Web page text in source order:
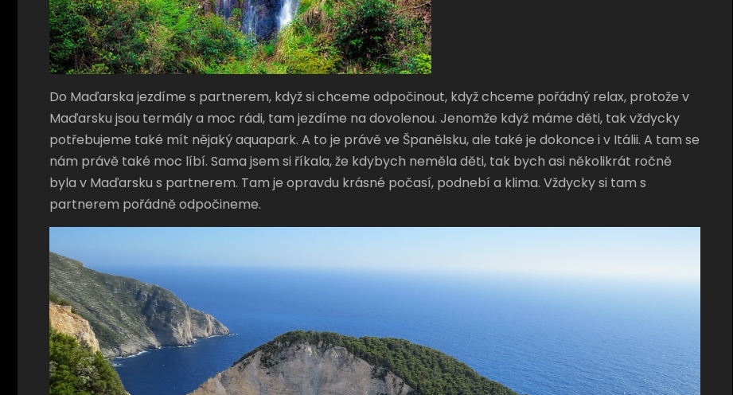
Do Maďarska jezdíme s partnerem, když si chceme odpočinout, když chceme pořádný relax, protože v
Maďarsku jsou termály a moc rádi, tam jezdíme na dovolenou. Jenomže když máme děti, tak vždycky
potřebujeme také mít nějaký aquapark. A to je právě ve Španělsku, ale také je dokonce i v Itálii. A tam se
nám právě také moc líbí. Sama jsem si říkala, že kdybych neměla děti, tak bych asi několikrát ročně
byla v Maďarsku s partnerem. Tam je opravdu krásné počasí, podnebí a klima. Vždycky si tam s
partnerem pořádně odpočineme.